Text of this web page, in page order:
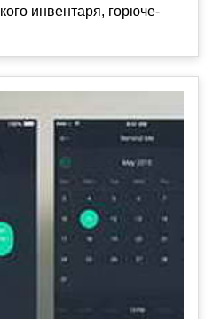
инвентаря, горюче-